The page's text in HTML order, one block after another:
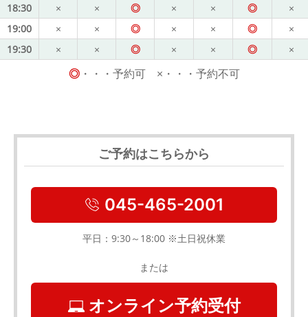
18:30
× × ◎ × × ◎
×
19:00
× × ◎ × × ◎
×
19:30
× × ◎ × × ◎ ×
◎・・・予約可 ×・・・予約不可
ご予約はこちらから
045-465-2001
平日：9:30～18:00 ※土日祝休業
または
オンライン予約受付